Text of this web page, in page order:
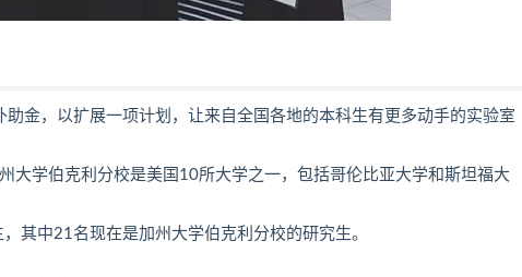
金，以扩展一项计划，让来自全国各地的本科生有更多动手的实验室
大学伯克利分校是美国10所大学之一，包括哥伦比亚大学和斯坦福大
其中21名现在是加州大学伯克利分校的研究生。